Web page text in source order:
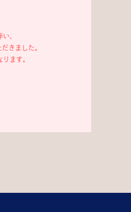
、
きました。
ます。